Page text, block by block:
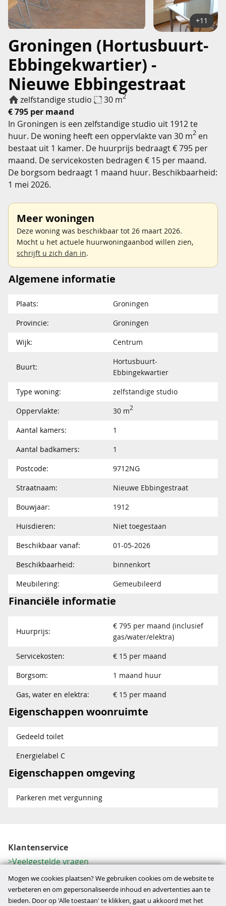
Groningen (Hortusbuurt-
Ebbingekwartier) -
Nieuwe Ebbingestraat
zelfstandige studio 30 m2
€ 795 per maand
+11
In Groningen is een zelfstandige studio uit 1912 te
huur. De woning heeft een oppervlakte van 30 m2 en
bestaat uit 1 kamer. De huurprijs bedraagt € 795 per
maand. De servicekosten bedragen € 15 per maand.
De borgsom bedraagt 1 maand huur. Beschikbaarheid:
1 mei 2026.
Meer woningen
Deze woning was beschikbaar tot 26 maart 2026.
Mocht u het actuele huurwoningaanbod willen zien,
schrijft u zich dan in.
Algemene informatie
Plaats:
Groningen
Provincie:
Groningen
Wijk:
Centrum
Buurt:
Hortusbuurt-
Ebbingekwartier
Type woning:
zelfstandige studio
Oppervlakte:
30 m2
Aantal kamers:
1
Aantal badkamers:
1
Postcode:
9712NG
Straatnaam:
Nieuwe Ebbingestraat
Bouwjaar:
1912
Huisdieren:
Niet toegestaan
Beschikbaar vanaf:
01-05-2026
Beschikbaarheid:
binnenkort
Meubilering:
Gemeubileerd
Financiële informatie
Huurprijs:
€ 795 per maand (inclusief
gas/water/elektra)
Servicekosten:
€ 15 per maand
Borgsom:
1 maand huur
Gas, water en elektra:
€ 15 per maand
Eigenschappen woonruimte
Gedeeld toilet
Energielabel C
Eigenschappen omgeving
Parkeren met vergunning
Klantenservice
Veelgestelde vragen
Contactformulier
Herroeping
Mogen we cookies plaatsen? We gebruiken cookies om de website te
verbeteren en om gepersonaliseerde inhoud en advertenties aan te
bieden. Door op 'Alle toestaan' te klikken, gaat u akkoord met het